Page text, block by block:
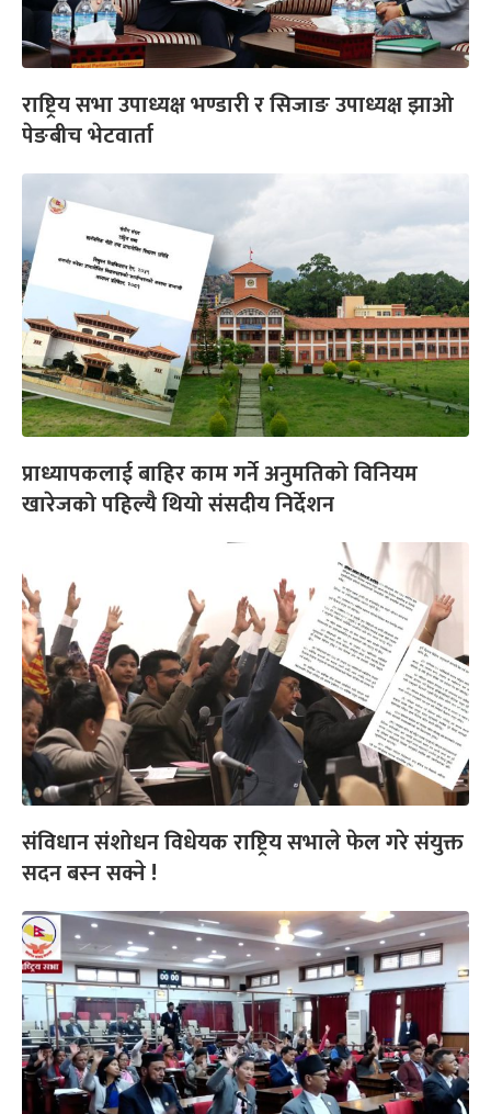
राष्ट्रिय सभा उपाध्यक्ष भण्डारी र सिजाङ उपाध्यक्ष झाओ
पेङबीच भेटवार्ता
प्राध्यापकलाई बाहिर काम गर्ने अनुमतिको विनियम
खारेजको पहिल्यै थियो संसदीय निर्देशन
संविधान संशोधन विधेयक राष्ट्रिय सभाले फेल गरे संयुक्त
सदन बस्न सक्ने !